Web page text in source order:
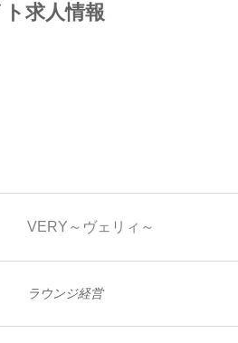
求人情報
VERY～ヴェリィ～
ラウンジ経営